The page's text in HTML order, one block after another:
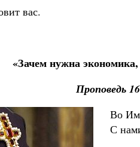
вас.
«Зачем нужна
Проповедь
Во
С